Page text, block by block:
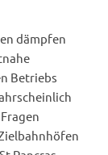
dämpfen
Betriebs